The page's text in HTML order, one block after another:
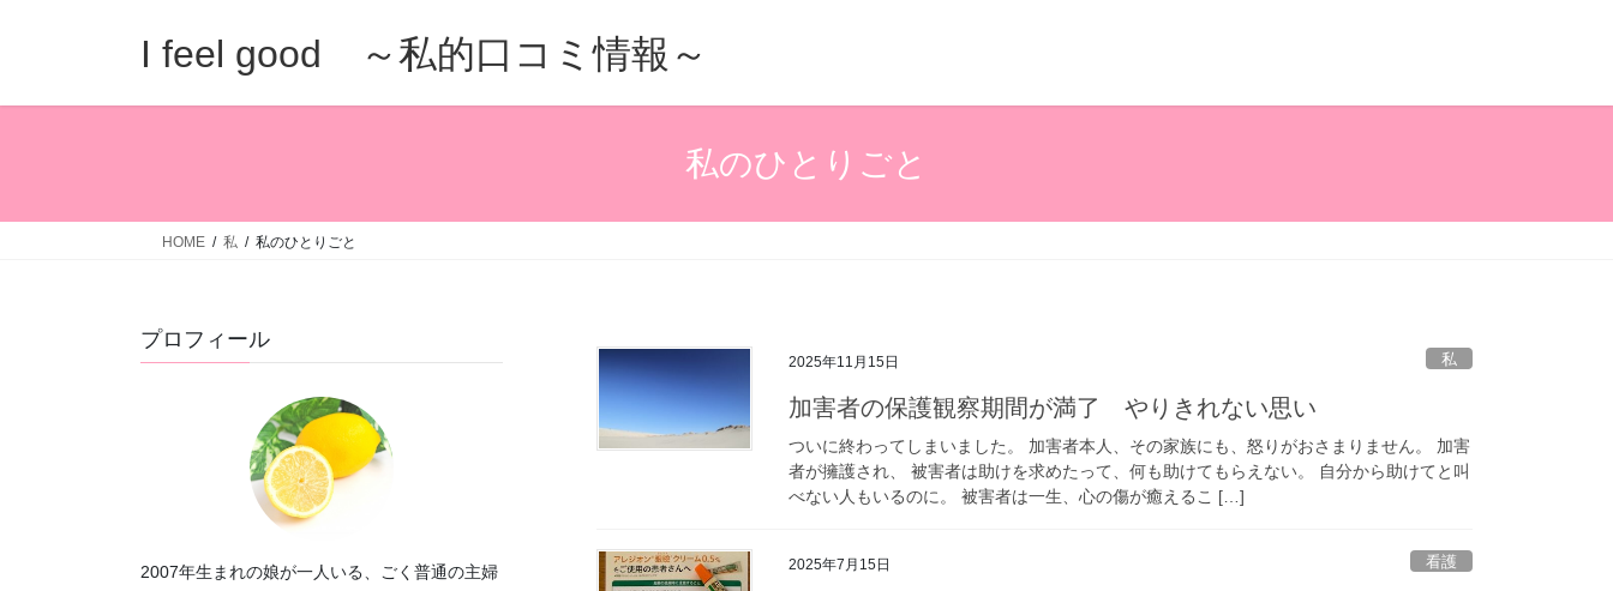
I feel good ～私的口コミ情報～
私のひとりごと
HOME 私 私のひとりごと
2025年11月15日 私
加害者の保護観察期間が満了 やりきれない思い
ついに終わってしまいました。 加害者本人、その家族にも、怒りがおさまりません。 加害
者が擁護され、 被害者は助けを求めたって、何も助けてもらえない。 自分から助けてと叫
べない人もいるのに。 被害者は一生、心の傷が癒えるこ […]
2025年7月15日 看護
プロフィール
2007年生まれの娘が一人いる、ごく普通の主婦